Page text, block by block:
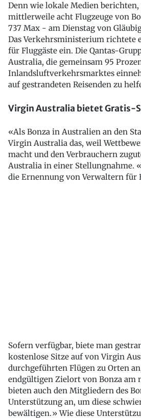
Denn wie lokale Medien
mittlerweile acht Flugzeuge von
737 Max - am Dienstag von
Das Verkehrsministerium richtete
für Fluggäste ein. Die Qantas-
Australia, die gemeinsam 95
Inlandsluftverkehrsmarktes
auf gestrandeten Reisenden zu
Virgin Australia bietet Gratis-
«Als Bonza in Australien an den
Virgin Australia das, weil
macht und den Verbrauchern
Australia in einer Stellungnahme.
die Ernennung von Verwaltern für
Sofern verfügbar, biete man
kostenlose Sitze auf von Virgin
durchgeführten Flügen zu Orten
endgültigen Zielort von Bonza am
bieten auch den Mitgliedern des
Unterstützung an, um diese
bewältigen.» Wie diese